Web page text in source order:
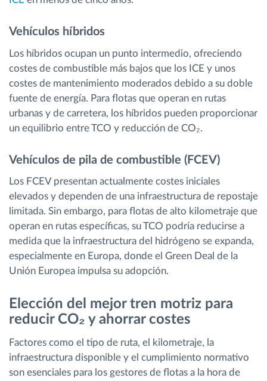
Vehículos híbridos
Los híbridos ocupan un punto intermedio, ofreciendo
costes de combustible más bajos que los ICE y unos
costes de mantenimiento moderados debido a su doble
fuente de energía. Para flotas que operan en rutas
urbanas y de carretera, los híbridos pueden proporcionar
un equilibrio entre TCO y reducción de CO₂.
Vehículos de pila de combustible (FCEV)
Los FCEV presentan actualmente costes iniciales
elevados y dependen de una infraestructura de repostaje
limitada. Sin embargo, para flotas de alto kilometraje que
operan en rutas específicas, su TCO podría reducirse a
medida que la infraestructura del hidrógeno se expanda,
especialmente en Europa, donde el Green Deal de la
Unión Europea impulsa su adopción.
Elección del mejor tren motriz para
reducir CO₂ y ahorrar costes
Factores como el tipo de ruta, el kilometraje, la
infraestructura disponible y el cumplimiento normativo
son esenciales para los gestores de flotas a la hora de